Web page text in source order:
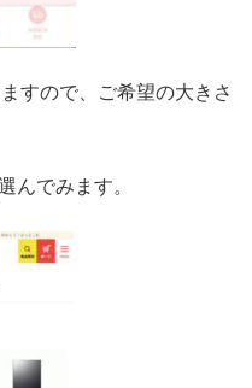
すので、ご希望の大きさ
んでみます。